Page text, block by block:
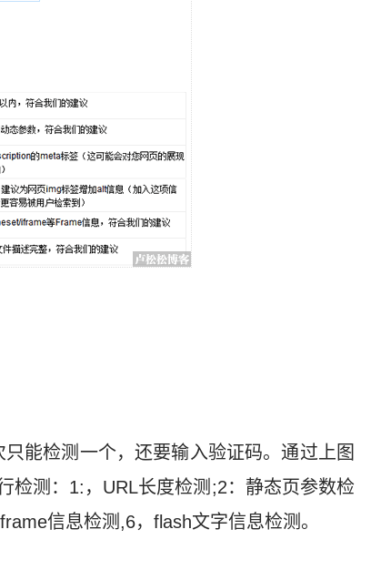
能检测一个，还要输入验证码。通过上图
检测：1:，URL长度检测;2：静态页参数检
信息检测,6，flash文字信息检测。